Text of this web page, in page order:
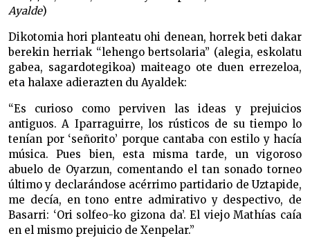
Ayalde)
Dikotomia hori planteatu ohi denean, horrek beti dakar
berekin herriak “lehengo bertsolaria” (alegia, eskolatu
gabea, sagardotegikoa) maiteago ote duen errezeloa,
eta halaxe adierazten du Ayaldek:
“Es curioso como perviven las ideas y prejuicios
antiguos. A Iparraguirre, los rústicos de su tiempo lo
tenían por ‘señorito’ porque cantaba con estilo y hacía
música. Pues bien, esta misma tarde, un vigoroso
abuelo de Oyarzun, comentando el tan sonado torneo
último y declarándose acérrimo partidario de Uztapide,
me decía, en tono entre admirativo y despectivo, de
Basarri: ‘Ori solfeo-ko gizona da’. El viejo Mathías caía
en el mismo prejuicio de Xenpelar.”